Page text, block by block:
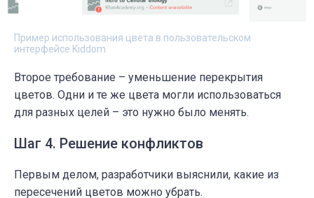
Пример использования цвета в пользовательском
интерфейсе Kiddom
Второе требование – уменьшение перекрытия
цветов. Одни и те же цвета могли использоваться
для разных целей – это нужно было менять.
Шаг 4. Решение конфликтов
Первым делом, разработчики выяснили, какие из
пересечений цветов можно убрать.